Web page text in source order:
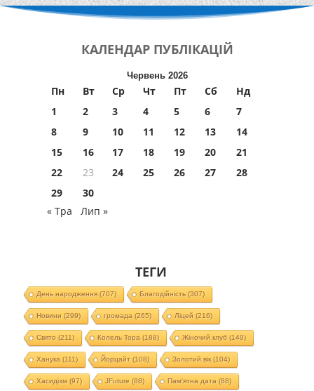
КАЛЕНДАР ПУБЛІКАЦІЙ
Червень 2026
Пн Вт Ср Чт Пт Сб
Нд
1
2 3 4 5 6
7
8
9 10 11 12 13
14
15
16 17 18 19 20
21
22
23 24 25 26 27
28
29
30
« Тра
Лип »
ТЕГИ
День народження(707) Благодійність(307)
Новини (299) громада (265) Ліцей (216)
Свято (211) Колель Тора (188) Жіночий клуб (149)
Ханука (111) Йорцайт (108) Золотий вік(104)
Хасидізм (97) JFuture (88) Пам'ятна дата (88)